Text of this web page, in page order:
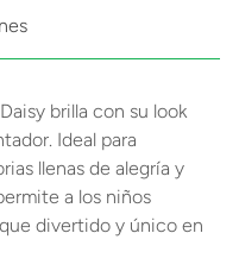
brilla con su look
Ideal para
llenas de alegría y
a los niños
divertido y único en